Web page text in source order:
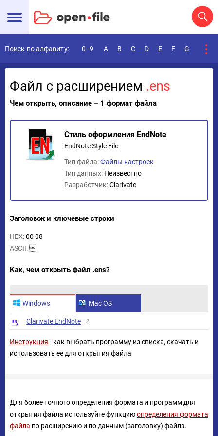
Поиск по алфавиту: 0-9 A B C D E F G
Файл с расширением .ens
Чем открыть, описание – 1 формат файла
Стиль оформления EndNote
EndNote Style File
Тип файла:Файлы настроек
Тип данных: Неизвестно
Разработчик:Clarivate
Заголовок и ключевые строки
HEX:00 08
ASCII:
Как, чем открыть файл .ens?
Windows Mac OS
Clarivate EndNote
Инструкция - как выбрать программу из списка, скачать и
использовать ее для открытия файла
Для более точного определения формата и программ для
открытия файла используйте функциюопределения формата
файла по расширению и по данным (заголовку) файла.